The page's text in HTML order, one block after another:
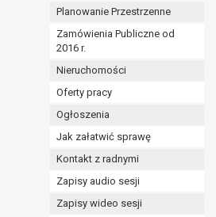
Planowanie Przestrzenne
Zamówienia Publiczne od
2016 r.
Nieruchomości
Oferty pracy
Ogłoszenia
Jak załatwić sprawę
Kontakt z radnymi
Zapisy audio sesji
Zapisy wideo sesji
ze zm.) oraz z
zgody.
odbiorców danych